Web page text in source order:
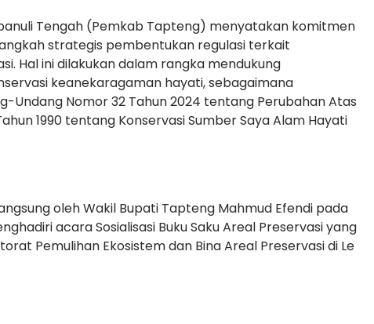
Tengah (Pemkab Tapteng) menyatakan komitmen
strategis pembentukan regulasi terkait
Hal ini dilakukan dalam rangka mendukung
keanekaragaman hayati, sebagaimana
Undang Nomor 32 Tahun 2024 tentang Perubahan Atas
1990 tentang Konservasi Sumber Saya Alam Hayati
oleh Wakil Bupati Tapteng Mahmud Efendi pada
acara Sosialisasi Buku Saku Areal Preservasi yang
Pemulihan Ekosistem dan Bina Areal Preservasi di Le